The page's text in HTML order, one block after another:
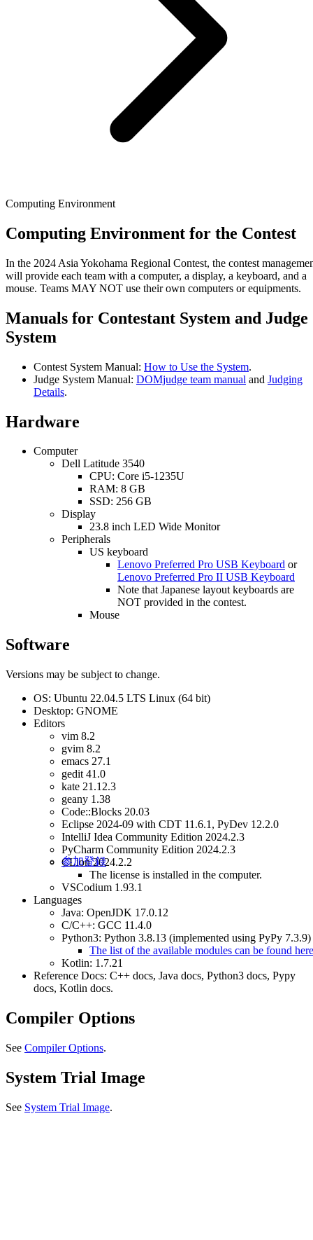
参加登録
Computing Environment
Computing Environment for the Contest
In the 2024 Asia Yokohama Regional Contest, the contest
will provide each team with a computer, a display, a keyboard, and a
mouse. Teams MAY NOT use their own computers or equipments.
Manuals for Contestant System and Judge
System
Contest System Manual: How to Use the System.
Judge System Manual: DOMjudge team manual and Judging
Details.
Hardware
Computer
Dell Latitude 3540
CPU: Core i5-1235U
RAM: 8 GB
SSD: 256 GB
Display
23.8 inch LED Wide Monitor
Peripherals
US keyboard
Lenovo Preferred Pro USB Keyboard or
Lenovo Preferred Pro II USB Keyboard
Note that Japanese layout keyboards are
NOT provided in the contest.
Mouse
Software
Versions may be subject to change.
OS: Ubuntu 22.04.5 LTS Linux (64 bit)
Desktop: GNOME
Editors
vim 8.2
gvim 8.2
emacs 27.1
gedit 41.0
kate 21.12.3
geany 1.38
Code::Blocks 20.03
Eclipse 2024-09 with CDT 11.6.1, PyDev 12.2.0
IntelliJ Idea Community Edition 2024.2.3
PyCharm Community Edition 2024.2.3
CLion 2024.2.2
The license is installed in the computer.
VSCodium 1.93.1
Languages
Java: OpenJDK 17.0.12
C/C++: GCC 11.4.0
Python3: Python 3.8.13 (implemented using PyPy 7.3.9)
The list of the available modules can be found here
Kotlin: 1.7.21
Reference Docs: C++ docs, Java docs, Python3 docs, Pypy
docs, Kotlin docs.
Compiler Options
See Compiler Options.
System Trial Image
See System Trial Image.